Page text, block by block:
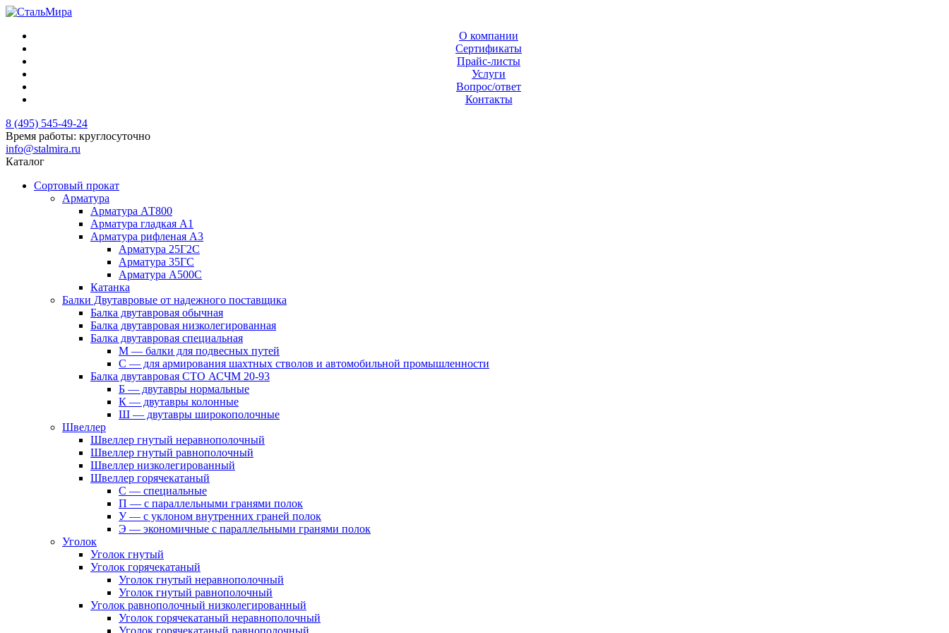
О компании
Сертификаты
Прайс-листы
Услуги
Вопрос/ответ
Контакты
8 (495) 545-49-24
Время работы: круглосуточно
info@stalmira.ru
Каталог
Сортовый прокат
Арматура
Арматура АТ800
Арматура гладкая А1
Арматура рифленая А3
Арматура 25Г2С
Арматура 35ГС
Арматура А500С
Катанка
Балки Двутавровые от надежного поставщика
Балка двутавровая обычная
Балка двутавровая низколегированная
Балка двутавровая специальная
М — балки для подвесных путей
С — для армирования шахтных стволов и автомобильной промышленности
Балка двутавровая СТО АСЧМ 20-93
Б — двутавры нормальные
К — двутавры колонные
Ш — двутавры широкополочные
Швеллер
Швеллер гнутый неравнополочный
Швеллер гнутый равнополочный
Швеллер низколегированный
Швеллер горячекатаный
С — специальные
П — с параллельными гранями полок
У — с уклоном внутренних граней полок
Э — экономичные с параллельными гранями полок
Уголок
Уголок гнутый
Уголок горячекатаный
Уголок гнутый неравнополочный
Уголок гнутый равнополочный
Уголок равнополочный низколегированный
Уголок горячекатаный неравнополочный
Уголок горячекатаный равнополочный